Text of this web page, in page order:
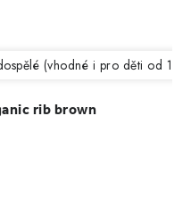
rib brown
(vhodné i pro děti od 12 let)